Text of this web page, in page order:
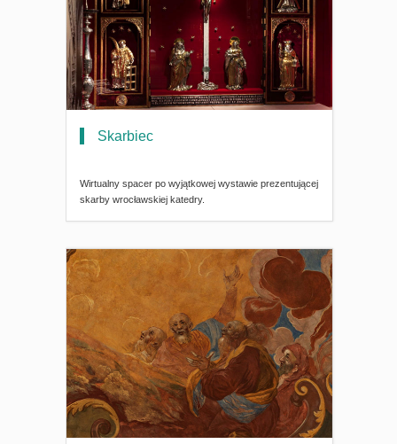
Skarbiec
Wirtualny spacer po wyjątkowej wystawie prezentującej
skarby wrocławskiej katedry.